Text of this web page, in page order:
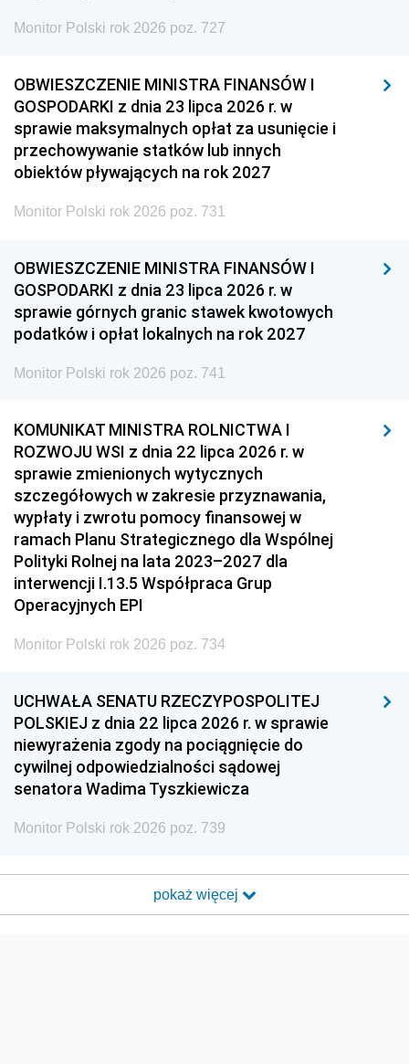
Monitor Polski rok 2026 poz. 727
OBWIESZCZENIE MINISTRA FINANSÓW I
GOSPODARKI z dnia 23 lipca 2026 r. w
sprawie maksymalnych opłat za usunięcie i
przechowywanie statków lub innych
obiektów pływających na rok 2027
Monitor Polski rok 2026 poz. 731
OBWIESZCZENIE MINISTRA FINANSÓW I
GOSPODARKI z dnia 23 lipca 2026 r. w
sprawie górnych granic stawek kwotowych
podatków i opłat lokalnych na rok 2027
Monitor Polski rok 2026 poz. 741
KOMUNIKAT MINISTRA ROLNICTWA I
ROZWOJU WSI z dnia 22 lipca 2026 r. w
sprawie zmienionych wytycznych
szczegółowych w zakresie przyznawania,
wypłaty i zwrotu pomocy finansowej w
ramach Planu Strategicznego dla Wspólnej
Polityki Rolnej na lata 2023–2027 dla
interwencji I.13.5 Współpraca Grup
Operacyjnych EPI
Monitor Polski rok 2026 poz. 734
UCHWAŁA SENATU RZECZYPOSPOLITEJ
POLSKIEJ z dnia 22 lipca 2026 r. w sprawie
niewyrażenia zgody na pociągnięcie do
cywilnej odpowiedzialności sądowej
senatora Wadima Tyszkiewicza
Monitor Polski rok 2026 poz. 739
pokaż więcej